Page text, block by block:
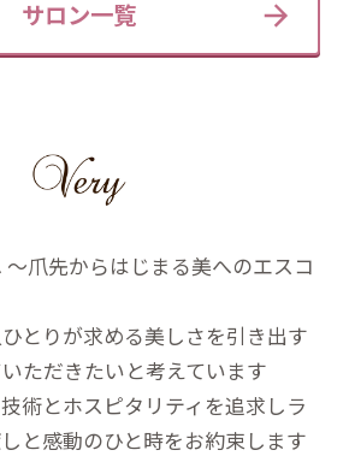
サロン一覧
爪先からはじまる美へのエスコ
とりが求める美しさを引き出す
ただきたいと考えています
術とホスピタリティを追求しラ
と感動のひと時をお約束します